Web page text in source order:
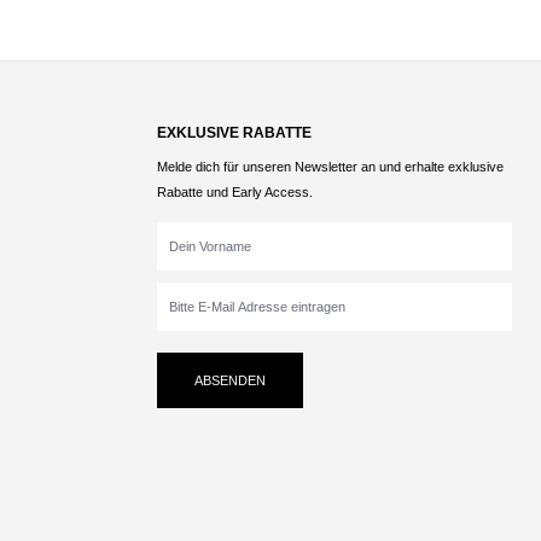
EXKLUSIVE RABATTE
Melde dich für unseren Newsletter an und erhalte exklusive
Rabatte und Early Access.
ABSENDEN